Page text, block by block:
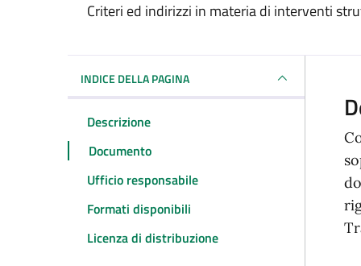
Dettagli del
Criteri ed indirizzi in materia di interventi
INDICE DELLA PAGINA
Descrizione
Documento
Ufficio responsabile
Formati disponibili
Licenza di distribuzione